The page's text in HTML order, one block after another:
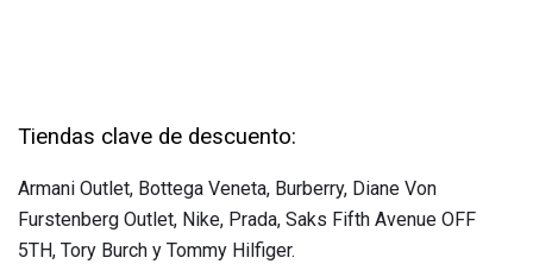
Tiendas clave de descuento:
Armani Outlet, Bottega Veneta, Burberry, Diane Von
Furstenberg Outlet, Nike, Prada, Saks Fifth Avenue OFF
5TH, Tory Burch y Tommy Hilfiger.